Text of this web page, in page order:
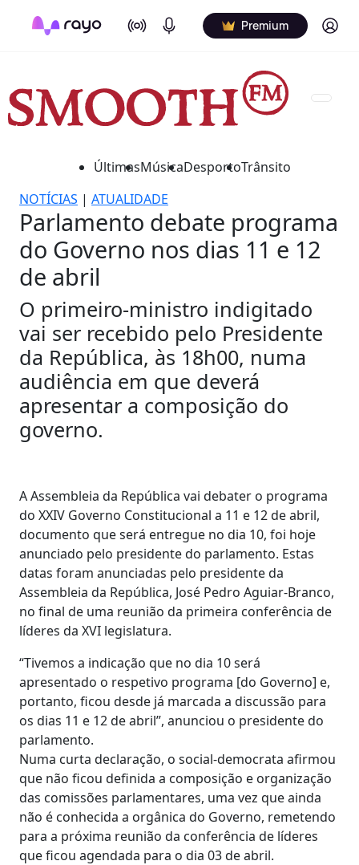
On Air Podcasts Premium Log in
ÚltimasMúsicaDesportoTrânsito
NOTÍCIAS | ATUALIDADE
Parlamento debate programa
do Governo nos dias 11 e 12
de abril
O primeiro-ministro indigitado
vai ser recebido pelo Presidente
da República, às 18h00, numa
audiência em que deverá
apresentar a composição do
governo.
A Assembleia da República vai debater o programa
do XXIV Governo Constitucional a 11 e 12 de abril,
documento que será entregue no dia 10, foi hoje
anunciado pelo presidente do parlamento. Estas
datas foram anunciadas pelo presidente da
Assembleia da República, José Pedro Aguiar-Branco,
no final de uma reunião da primeira conferência de
líderes da XVI legislatura.
“Tivemos a indicação que no dia 10 será
apresentado o respetivo programa [do Governo] e,
portanto, ficou desde já marcada a discussão para
os dias 11 e 12 de abril”, anunciou o presidente do
parlamento.
Numa curta declaração, o social-democrata afirmou
que não ficou definida a composição e organização
das comissões parlamentares, uma vez que ainda
não é conhecida a orgânica do Governo, remetendo
para a próxima reunião da conferência de líderes
que ficou agendada para o dia 03 de abril.